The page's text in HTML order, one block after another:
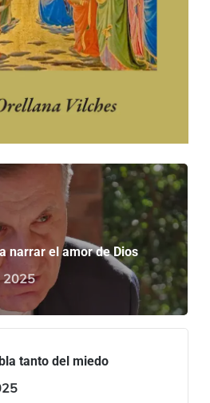
narrar el amor de Dios
2025
tanto del miedo